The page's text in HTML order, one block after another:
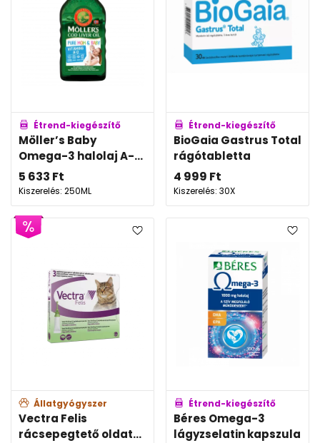
Étrend-kiegészítő
Möller’s Baby
Omega-3 halolaj A-...
5 633 Ft
Kiszerelés: 250ML
Étrend-kiegészítő
BioGaia Gastrus Total
rágótabletta
4 999 Ft
Kiszerelés: 30X
Állatgyógyszer
Vectra Felis
rácsepegtető oldat...
Étrend-kiegészítő
Béres Omega-3
lágyzselatin kapszula